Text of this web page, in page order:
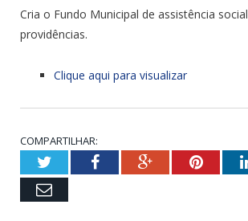
Cria o Fundo Municipal de assistência
providências.
Clique aqui para visualizar
COMPARTILHAR:
TwitterFacebookGoogle+
Email